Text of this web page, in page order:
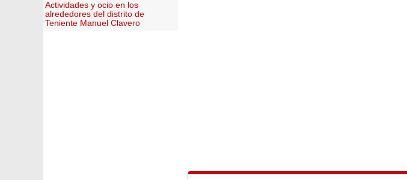
Actividades y ocio en los
alrededores del distrito de
Teniente Manuel Clavero